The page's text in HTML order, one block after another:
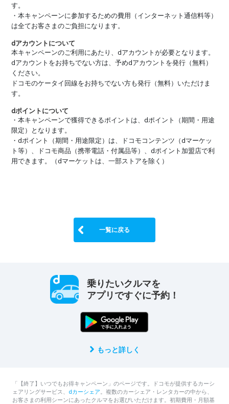
す。
・本キャンペーンに参加するための費用（インターネット通信料等）
は全てお客さまのご負担になります。
dアカウントについて
本キャンペーンのご利用にあたり、dアカウントが必要となります。
dアカウントをお持ちでない方は、予めdアカウントを発行（無料）
ください。
ドコモのケータイ回線をお持ちでない方も発行（無料）いただけま
す。
dポイントについて
・本キャンペーンで獲得できるポイントは、dポイント（期間・用途
限定）となります。
・dポイント（期間・用途限定）は、ドコモコンテンツ（dマーケッ
ト等）、ドコモ商品（携帯電話・付属品等）、dポイント加盟店で利
用できます。（dマーケットは、一部ストアを除く）
一覧に戻る
乗りたいクルマを
アプリですぐに予約！
もっと詳しく
「【終了】いつでもお得キャンペーン​」のページです。ドコモが提供するカーシ
ェアリングサービス、 dカーシェア。複数のカーシェア・レンタカーの中から、
お客さまの利用シーンにあったクルマをお選びいただけます。初期費用・月額基